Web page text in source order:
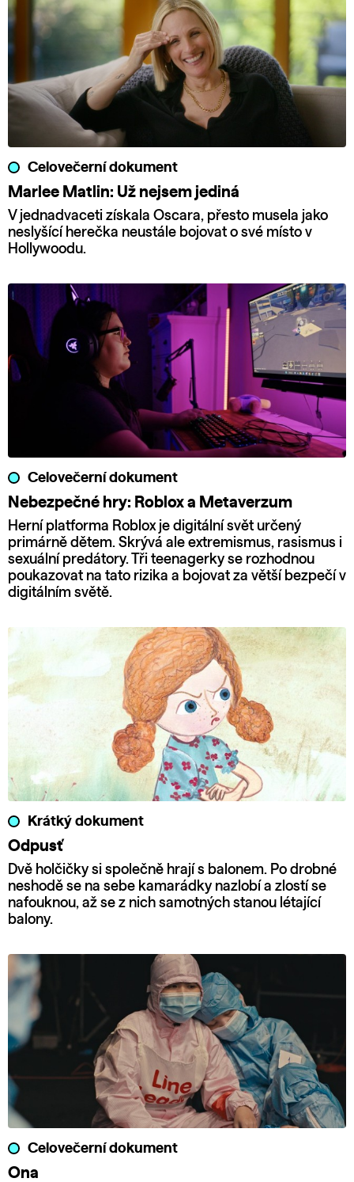
Celovečerní dokument
Marlee Matlin: Už nejsem jediná
V jednadvaceti získala Oscara, přesto musela jako
neslyšící herečka neustále bojovat o své místo v
Hollywoodu.
Celovečerní dokument
Nebezpečné hry: Roblox a Metaverzum
Herní platforma Roblox je digitální svět určený
primárně dětem. Skrývá ale extremismus, rasismus i
sexuální predátory. Tři teenagerky se rozhodnou
poukazovat na tato rizika a bojovat za větší bezpečí v
digitálním světě.
Krátký dokument
Odpusť
Dvě holčičky si společně hrají s balonem. Po drobné
neshodě se na sebe kamarádky nazlobí a zlostí se
nafouknou, až se z nich samotných stanou létající
balony.
Celovečerní dokument
Ona